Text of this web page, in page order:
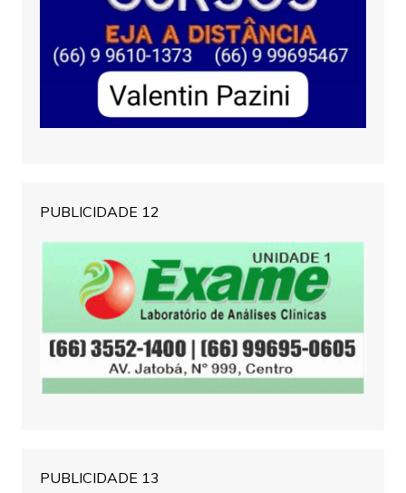
PUBLICIDADE 12
PUBLICIDADE 13